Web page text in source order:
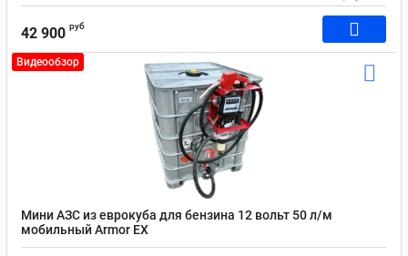
42 900 руб
Видеообзор
Мини АЗС из еврокуба для бензина 12 вольт 50 л/м
мобильный Armor EX